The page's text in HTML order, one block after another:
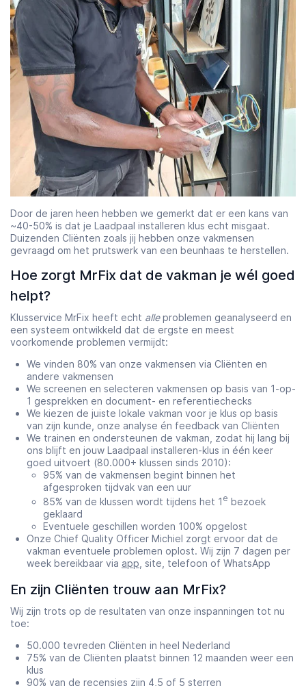
Door de jaren heen hebben we gemerkt dat er een kans van
~40-50% is dat je Laadpaal installeren klus echt misgaat.
Duizenden Cliënten zoals jij hebben onze vakmensen
gevraagd om het prutswerk van een beunhaas te herstellen.
Hoe zorgt MrFix dat de vakman je wél goed
helpt?
Klusservice MrFix heeft echt alleproblemen geanalyseerd en
een systeem ontwikkeld dat de ergste en meest
voorkomende problemen vermijdt:
We vinden 80% van onze vakmensen via Cliënten en
andere vakmensen
We screenen en selecteren vakmensen op basis van 1-op-
1 gesprekken en document- en referentiechecks
We kiezen de juiste lokale vakman voor je klus op basis
van zijn kunde, onze analyse én feedback van Cliënten
We trainen en ondersteunen de vakman, zodat hij lang bij
ons blijft en jouw Laadpaal installeren-klus in één keer
goed uitvoert (80.000+ klussen sinds 2010):
95% van de vakmensen begint binnen het
afgesproken tijdvak van een uur
85% van de klussen wordt tijdens het 1 e bezoek
geklaard
Eventuele geschillen worden 100% opgelost
Onze Chief Quality Officer Michiel zorgt ervoor dat de
vakman eventuele problemen oplost. Wij zijn 7 dagen per
week bereikbaar via app , site, telefoon of WhatsApp
En zijn Cliënten trouw aan MrFix?
Wij zijn trots op de resultaten van onze inspanningen tot nu
toe:
50.000 tevreden Cliënten in heel Nederland
75% van de Cliënten plaatst binnen 12 maanden weer een
klus
90% van de recensies zijn 4,5 of 5 sterren